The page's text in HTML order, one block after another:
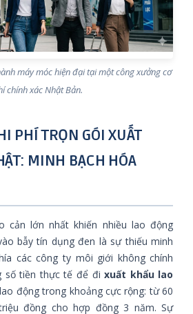
máy móc hiện đại tại một công xưởng cơ
chính xác Nhật Bản.
PHÍ TRỌN GÓI XUẤT
MINH BẠCH HÓA
cản lớn nhất khiến nhiều lao động
bẫy tín dụng đen là sự thiếu minh
các công ty môi giới không chính
số tiền thực tế để đixuất khẩu lao
động trong khoảng cực rộng: từ 60
đồng cho hợp đồng 3 năm. Sự